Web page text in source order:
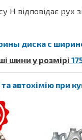
H відповідає рух
диска с
шини у розмірі
автохімію при